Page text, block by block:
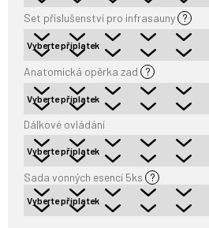
Set příslušenství pro infrasauny ?
Anatomická opěrka zad ?
Dálkové ovládání
Sada vonných esencí 5ks ?